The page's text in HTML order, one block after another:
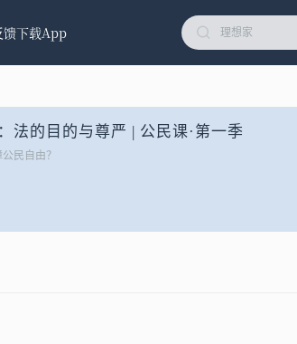
馈下载App
法的目的与尊严 | 公民课·第一季
民自由？